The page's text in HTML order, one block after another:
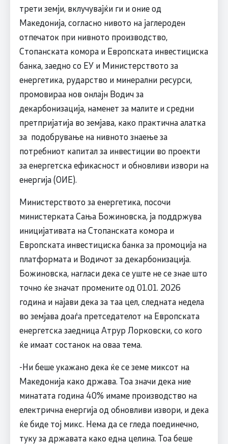
трети земји, вклучувајќи ги и оние од
Македонија, согласно нивото на јаглероден
отпечаток при нивното производство,
Стопанската комора и Европската инвестициска
банка, заедно со ЕУ и Министерството за
енергетика, рударство и минерални ресурси,
промовираа нов онлајн Водич за
декарбонизација, наменет за малите и средни
претпријатија во земјава, како практична алатка
за подобрување на нивното знаење за
потребниот капитал за инвестиции во проекти
за енергетска ефикасност и обновливи извори на
енергија (ОИЕ).
Министерството за енергетика, посочи
министерката Сања Божиновска, ја поддржува
иницијативата на Стопанската комора и
Европската инвестициска банка за промоција на
платформата и Водичот за декарбонизација.
Божиновска, нагласи дека се уште не се знае што
точно ќе значат промените од 01.01. 2026
година и најави дека за таа цел, следната недела
во земјава доаѓа претседателот на Европската
енергетска заедница Атрур Лорковски, со кого
ќе имаат состанок на оваа тема.
-Ни беше укажано дека ќе се земе миксот на
Македонија како држава. Тоа значи дека ние
минатата година 40% имаме производство на
електрична енергија од обновливи извори, и дека
ќе биде тој микс. Нема да се гледа поединечно,
туку за државата како една целина. Тоа беше